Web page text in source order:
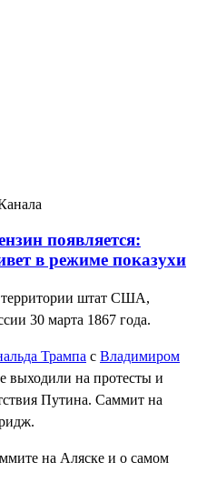
появляется:
в режиме показухи
территории штат США,
30 марта 1867 года.
Трампа с Владимиром
выходили на протесты и
Путина. Саммит на
на Аляске и о самом